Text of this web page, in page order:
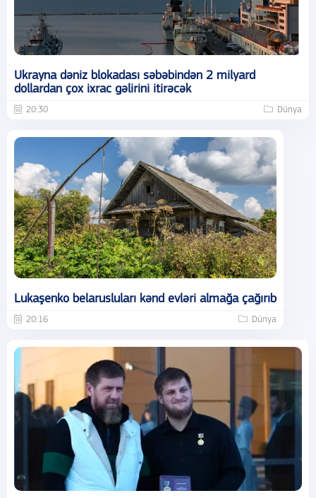
Ukrayna dəniz blokadası səbəbindən 2 milyard
dollardan çox ixrac gəlirini itirəcək
20:30 Dünya
Lukaşenko belarusluları kənd evləri almağa çağırıb
20:16 Dünya